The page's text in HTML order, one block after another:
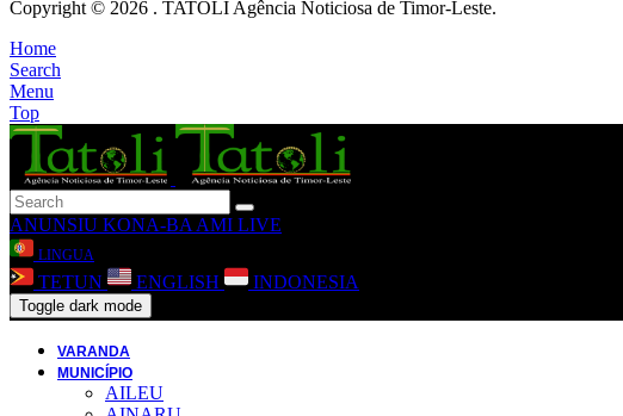
Copyright © 2026 . TATOLI Agência Noticiosa de Timor-Leste.
Home
Search
Menu
Top
ANUNSIU KONA-BA AMI LIVE
LINGUA
TETUN ENGLISH INDONESIA
Toggle dark mode
VARANDA
MUNICÍPIO
AILEU